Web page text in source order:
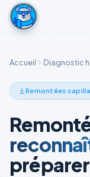
Accueil Diagnostic
Remontées